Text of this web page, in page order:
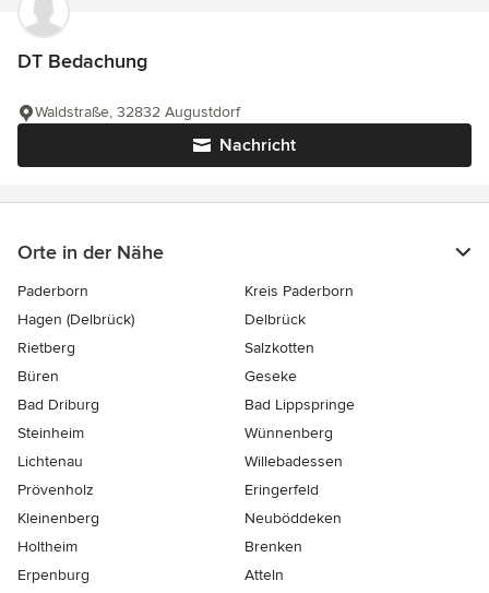
DT Bedachung
Nachricht
Waldstraße, 32832 Augustdorf
Orte in der Nähe
Paderborn
Kreis Paderborn
Hagen (Delbrück)
Delbrück
Rietberg
Salzkotten
Büren
Geseke
Bad Driburg
Bad Lippspringe
Steinheim
Wünnenberg
Lichtenau
Willebadessen
Prövenholz
Eringerfeld
Kleinenberg
Neuböddeken
Holtheim
Brenken
Erpenburg
Atteln